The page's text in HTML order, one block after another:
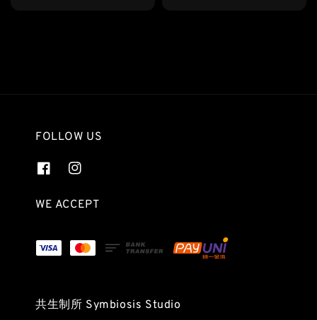
FOLLOW US
WE ACCEPT
共生制所 Symbiosis Studio